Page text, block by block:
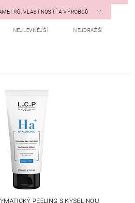
VLASTNOSTÍ A VÝROBCŮ
NEJLEVNĚJŠÍ NEJDRAŽŠÍ
PEELING S KYSELINOU